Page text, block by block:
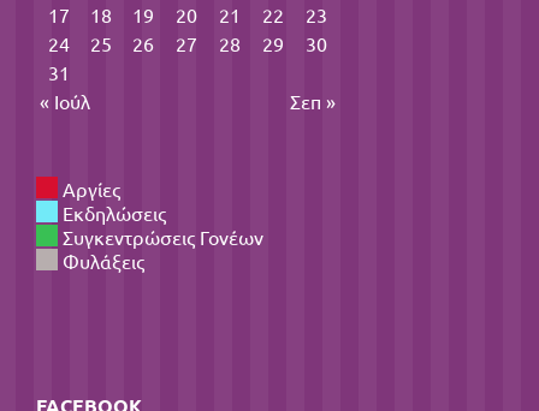
17
18 19 20 21 22
23
24
25 26 27 28 29
30
31
« Ιούλ
Σεπ »
Αργίες
Εκδηλώσεις
Συγκεντρώσεις Γονέων
Φυλάξεις
FACEBOOK